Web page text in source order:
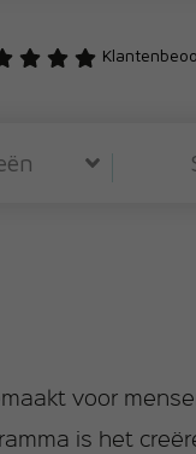
voor
is het